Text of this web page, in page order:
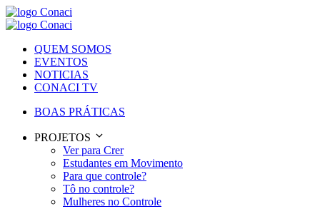
QUEM SOMOS
EVENTOS
NOTICIAS
CONACI TV
BOAS PRÁTICAS
PROJETOS
Ver para Crer
Estudantes em Movimento
Para que controle?
Tô no controle?
Mulheres no Controle